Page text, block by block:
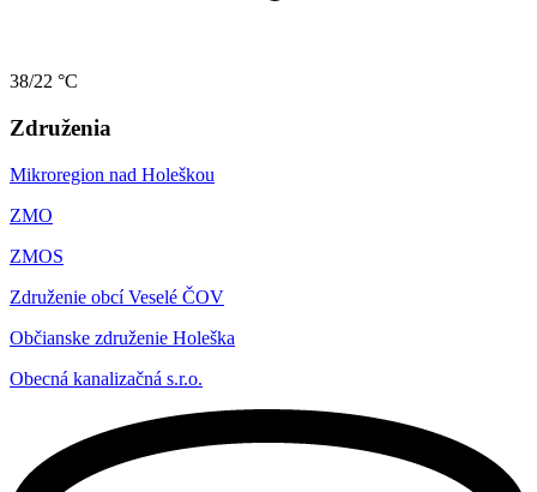
38/22 °C
Združenia
Mikroregion nad Holeškou
ZMO
ZMOS
Združenie obcí Veselé ČOV
Občianske združenie Holeška
Obecná kanalizačná s.r.o.